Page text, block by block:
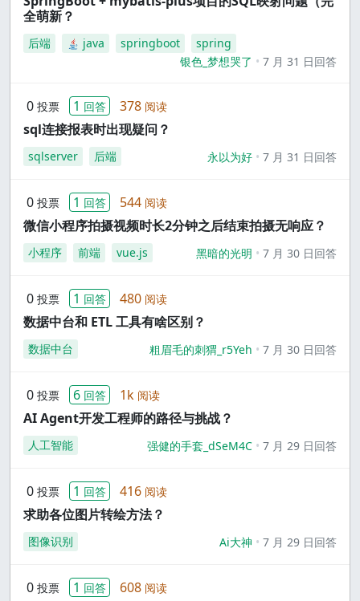
全萌新？
后端 java springboot
spring
银色_梦想哭了
7 月 31 日回答
0 投票 1 回答 378 阅读
sql连接报表时出现疑问？
sqlserver 后端 永以为好 7 月 31 日回答
0 投票 1 回答 544 阅读
微信小程序拍摄视频时长2分钟之后结束拍摄无响应？
小程序 前端 vue.js 黑暗的光明 7 月 30 日回答
0 投票 1 回答 480 阅读
数据中台和 ETL 工具有啥区别？
数据中台 粗眉毛的刺猬_r5Yeh 7 月 30 日回答
0 投票 6 回答 1k 阅读
AI Agent开发工程师的路径与挑战？
人工智能 强健的手套_dSeM4C 7 月 29 日回答
0 投票 1 回答 416 阅读
求助各位图片转绘方法？
图像识别 Ai大神 7 月 29 日回答
0 投票 1 回答 608 阅读